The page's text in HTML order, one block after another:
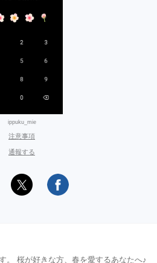
ippuku_mie
注意事項
通報する
。 桜が好きな方、春を愛するあなたへ♪